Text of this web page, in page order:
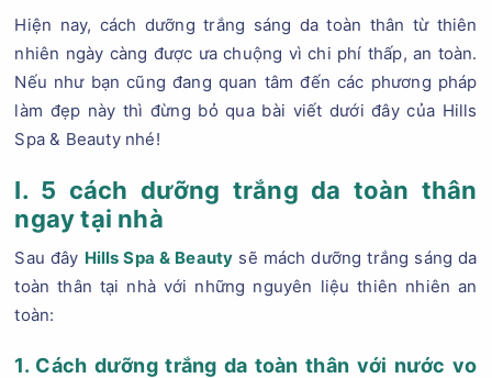
Hiện nay, cách dưỡng trắng sáng da toàn thân từ thiên
nhiên ngày càng được ưa chuộng vì chi phí thấp, an toàn.
Nếu như bạn cũng đang quan tâm đến các phương pháp
làm đẹp này thì đừng bỏ qua bài viết dưới đây của Hills
Spa & Beauty nhé!
I. 5 cách dưỡng trắng da toàn thân
ngay tại nhà
Sau đây Hills Spa & Beauty sẽ mách dưỡng trắng sáng da
toàn thân tại nhà với những nguyên liệu thiên nhiên an
toàn:
1. Cách dưỡng trắng da toàn thân với nước vo